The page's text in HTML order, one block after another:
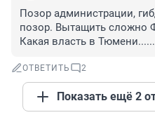
Позор администрации,
позор. Вытащить сложно
Какая власть в
ОТВЕТИТЬ 2
Показать ещё 2